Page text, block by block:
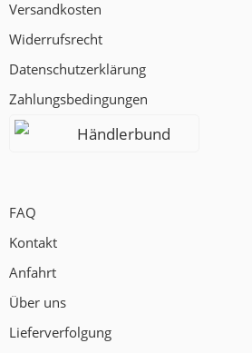
Versandkosten
Widerrufsrecht
Datenschutzerklärung
Zahlungsbedingungen
Händlerbund
FAQ
Kontakt
Anfahrt
Über uns
Lieferverfolgung